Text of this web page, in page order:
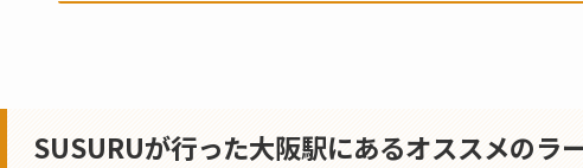
SUSURUが行った大阪駅にあるオススメのラ